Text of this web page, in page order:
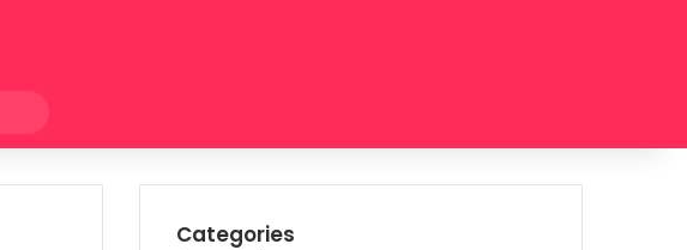
for
Categories